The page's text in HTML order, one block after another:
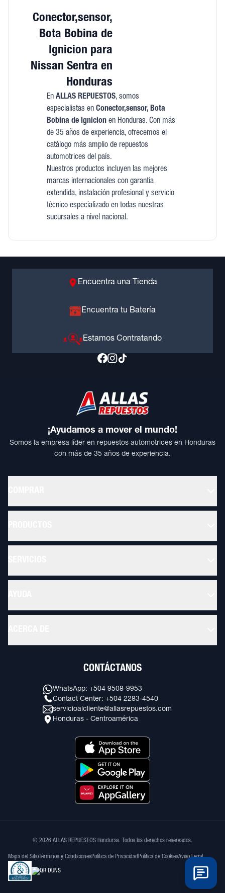
Conector,sensor,
Bota Bobina de
Ignicion para
Nissan Sentra en
Honduras
En ALLAS REPUESTOS, somos
especialistas en Conector,sensor, Bota
Bobina de Ignicionen Honduras. Con más
de 35 años de experiencia, ofrecemos el
catálogo más amplio de repuestos
automotrices del país.
Nuestros productos incluyen las mejores
marcas internacionales con garantía
extendida, instalación profesional y servicio
técnico especializado en todas nuestras
sucursales a nivel nacional.
Encuentra una Tienda
Encuentra tu Batería
Estamos Contratando
¡Ayudamos a mover el mundo!
Somos la empresa líder en repuestos automotrices en Honduras
con más de 35 años de experiencia.
CONTÁCTANOS
WhatsApp: +504 9508-9953
Contact Center: +504 2283-4540
servicioalcliente@allasrepuestos.com
Honduras - Centroamérica
© 2026 ALLAS REPUESTOS Honduras. Todos los derechos reservados.
Mapa del Sitio Términos y CondicionesPolítica de Privacidad Política de CookiesAviso Legal